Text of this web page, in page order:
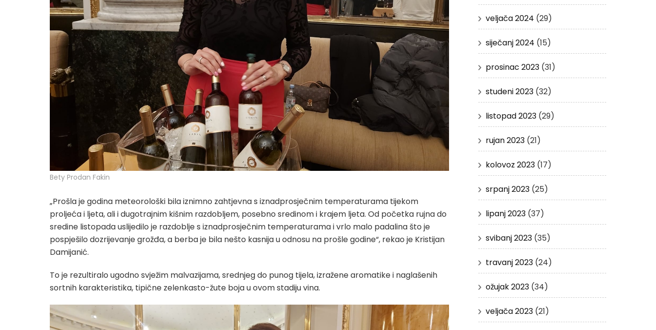
Bety Prodan Fakin
„Prošla je godina meteorološki bila iznimno zahtjevna s iznadprosječnim temperaturama tijekom
proljeća i ljeta, ali i dugotrajnim kišnim razdobljem, posebno sredinom i krajem ljeta. Od početka rujna do
sredine listopada uslijedilo je razdoblje s iznadprosječnim temperaturama i vrlo malo padalina što je
pospješilo dozrijevanje grožđa, a berba je bila nešto kasnija u odnosu na prošle godine“, rekao je Kristijan
Damijanić.
To je rezultiralo ugodno svježim malvazijama, srednjeg do punog tijela, izražene aromatike i naglašenih
sortnih karakteristika, tipične zelenkasto-žute boja u ovom stadiju vina.
veljača 2024 (29)
siječanj 2024 (15)
prosinac 2023(31)
studeni 2023(32)
listopad 2023(29)
rujan 2023(21)
kolovoz 2023(17)
srpanj 2023(25)
lipanj 2023(37)
svibanj 2023(35)
travanj 2023(24)
ožujak 2023(34)
veljača 2023(21)